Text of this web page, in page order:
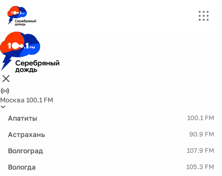
Москва 100.1 FM
Апатиты 100.1 FM
Астрахань 90.9 FM
Волгоград 107.9 FM
Вологда 105.3 FM